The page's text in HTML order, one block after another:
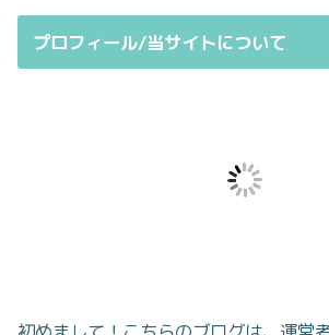
プロフィール/当サイトについて